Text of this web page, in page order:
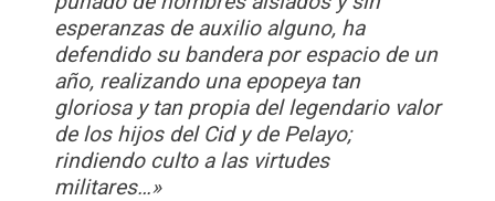
esperanzas de auxilio alguno, ha
defendido su bandera por espacio de un
año, realizando una epopeya tan
gloriosa y tan propia del legendario valor
de los hijos del Cid y de Pelayo;
rindiendo culto a las virtudes
militares…»